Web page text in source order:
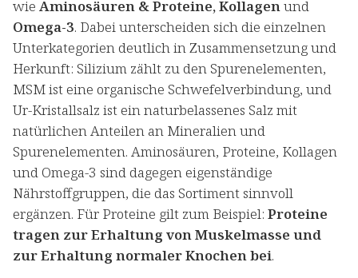
wie Aminosäuren & Proteine, Kollagenund
Omega-3. Dabei unterscheiden sich die einzelnen
Unterkategorien deutlich in Zusammensetzung und
Herkunft: Silizium zählt zu den Spurenelementen,
MSM ist eine organische Schwefelverbindung, und
Ur-Kristallsalz ist ein naturbelassenes Salz mit
natürlichen Anteilen an Mineralien und
Spurenelementen. Aminosäuren, Proteine, Kollagen
und Omega-3 sind dagegen eigenständige
Nährstoffgruppen, die das Sortiment sinnvoll
ergänzen. Für Proteine gilt zum Beispiel: Proteine
tragen zur Erhaltung von Muskelmasse und
zur Erhaltung normaler Knochen bei.